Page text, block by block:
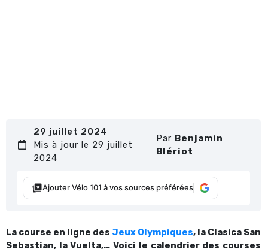
29 juillet 2024
Mis à jour le 29 juillet
2024
Par Benjamin
Blériot
Ajouter Vélo 101 à vos sources préférées
La course en ligne des Jeux Olympiques, la Clasica San
Sebastian, la Vuelta,… Voici le calendrier des courses